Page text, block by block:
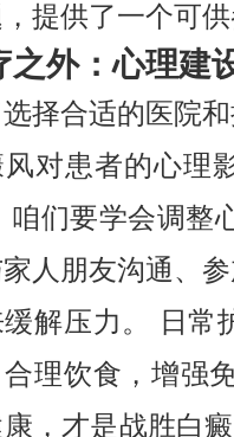
提供了一个可供
之外：心理建
择合适的医院
风对患者的心理
咱们要学会调整
人朋友沟通、
解压力。 日常
理饮食，增强
，才是战胜白